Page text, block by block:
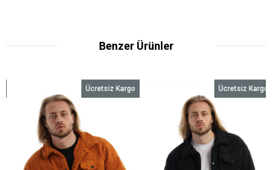
Benzer Ürünler
Ücretsiz Kargo Ücretsiz Kargo